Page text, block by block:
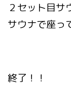
２セット目
サウナで座っ
終了！！